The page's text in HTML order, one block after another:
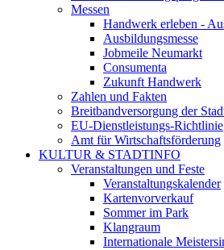
Messen
Handwerk erleben -
Ausbildungsmesse
Jobmeile Neumarkt
Consumenta
Zukunft Handwerk
Zahlen und Fakten
Breitbandversorgung der
EU-Dienstleistungs-Richtlinie
Amt für Wirtschaftsförderung
KULTUR & STADTINFO
Veranstaltungen und Feste
Veranstaltungskalender
Kartenvorverkauf
Sommer im Park
Klangraum
Internationale